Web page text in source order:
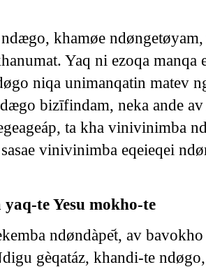
khamøe
Yaq ni ezoqa manqa
niqa unimanqatin matev
bizīfindam, neka ande
ta kha vinivinimba
vinivinimba eqeieqei
te Yesu mokho-te
ndøndàpe᷄t, av
gèqatáz, khandi-te